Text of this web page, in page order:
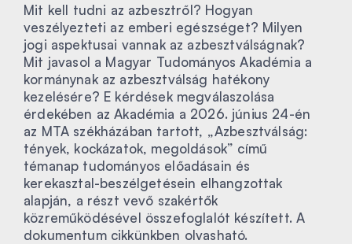
Mit kell tudni az azbesztről? Hogyan
veszélyezteti az emberi egészséget? Milyen
jogi aspektusai vannak az azbesztválságnak?
Mit javasol a Magyar Tudományos Akadémia a
kormánynak az azbesztválság hatékony
kezelésére? E kérdések megválaszolása
érdekében az Akadémia a 2026. június 24-én
az MTA székházában tartott, „Azbesztválság:
tények, kockázatok, megoldások” című
témanap tudományos előadásain és
kerekasztal-beszélgetésein elhangzottak
alapján, a részt vevő szakértők
közreműködésével összefoglalót készített. A
dokumentum cikkünkben olvasható.